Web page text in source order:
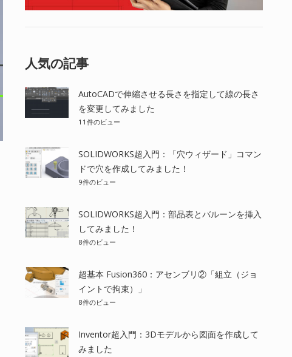
人気の記事
AutoCADで伸縮させる長さを指定して線の長さ
を変更してみました
11件のビュー
SOLIDWORKS超入門：「穴ウィザード」コマン
ドで穴を作成してみました！
9件のビュー
SOLIDWORKS超入門：部品表とバルーンを挿入
してみました！
8件のビュー
超基本 Fusion360：アセンブリ②「組立（ジョ
イントで拘束）」
8件のビュー
Inventor超入門：3Dモデルから図面を作成して
みました